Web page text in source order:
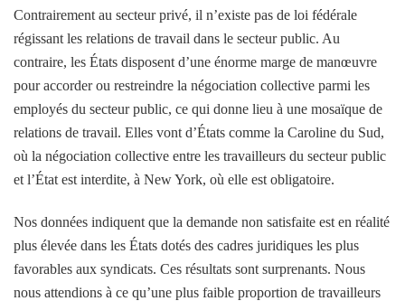
Contrairement au secteur privé, il n’existe pas de loi fédérale
régissant les relations de travail dans le secteur public. Au
contraire, les États disposent d’une énorme marge de manœuvre
pour accorder ou restreindre la négociation collective parmi les
employés du secteur public, ce qui donne lieu à une mosaïque de
relations de travail. Elles vont d’États comme la Caroline du Sud,
où la négociation collective entre les travailleurs du secteur public
et l’État est interdite, à New York, où elle est obligatoire.
Nos données indiquent que la demande non satisfaite est en réalité
plus élevée dans les États dotés des cadres juridiques les plus
favorables aux syndicats. Ces résultats sont surprenants. Nous
nous attendions à ce qu’une plus faible proportion de travailleurs